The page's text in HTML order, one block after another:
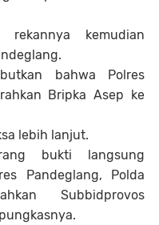
kemudian
bahwa Polres
Bripka Asep ke
lebih lanjut.
bukti langsung
Pandeglang, Polda
Subbidprovos